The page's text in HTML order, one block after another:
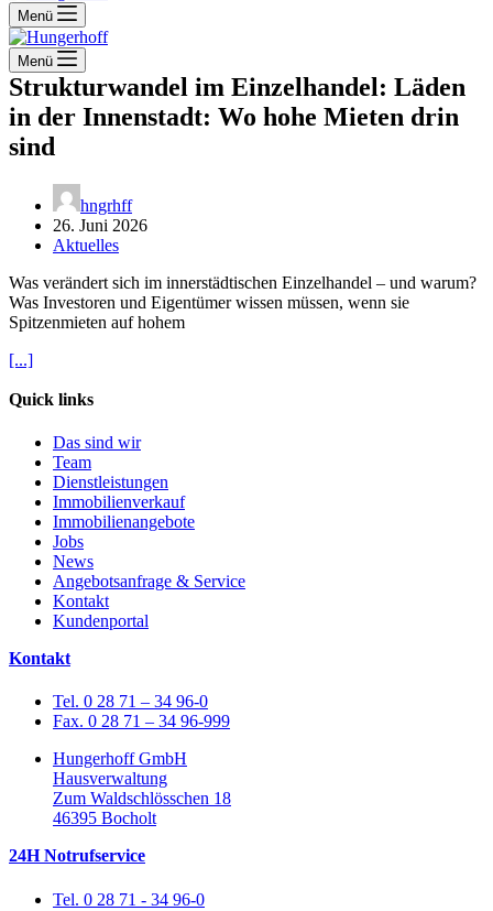
Menü
Menü
Strukturwandel im Einzelhandel: Läden
in der Innenstadt: Wo hohe Mieten drin
sind
hngrhff
26. Juni 2026
Aktuelles
Was verändert sich im innerstädtischen Einzelhandel – und warum?
Was Investoren und Eigentümer wissen müssen, wenn sie
Spitzenmieten auf hohem
[...]
Quick links
Das sind wir
Team
Dienstleistungen
Immobilienverkauf
Immobilienangebote
Jobs
News
Angebotsanfrage & Service
Kontakt
Kundenportal
Kontakt
Tel. 0 28 71 – 34 96-0
Fax. 0 28 71 – 34 96-999
Hungerhoff GmbH
Hausverwaltung
Zum Waldschlösschen 18
46395 Bocholt
24H Notrufservice
Tel. 0 28 71 - 34 96-0